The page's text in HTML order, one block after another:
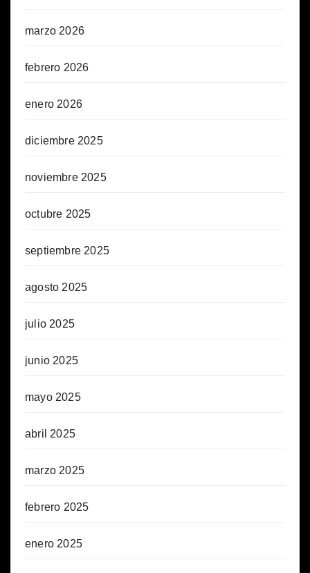
marzo 2026
febrero 2026
enero 2026
diciembre 2025
noviembre 2025
octubre 2025
septiembre 2025
agosto 2025
julio 2025
junio 2025
mayo 2025
abril 2025
marzo 2025
febrero 2025
enero 2025